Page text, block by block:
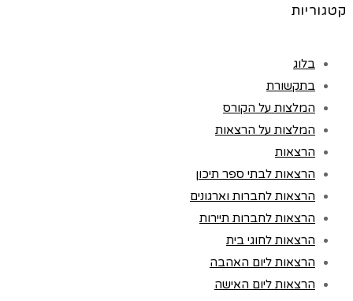
קטגוריות
בלוג
בתקשורת
המלצות על הקורס
המלצות על הרצאות
הרצאות
הרצאות לבתי ספר תיכון
הרצאות לחברות וארגונים
הרצאות לחברות תיירות
הרצאות לחוגי בית
הרצאות ליום האהבה
הרצאות ליום האישה